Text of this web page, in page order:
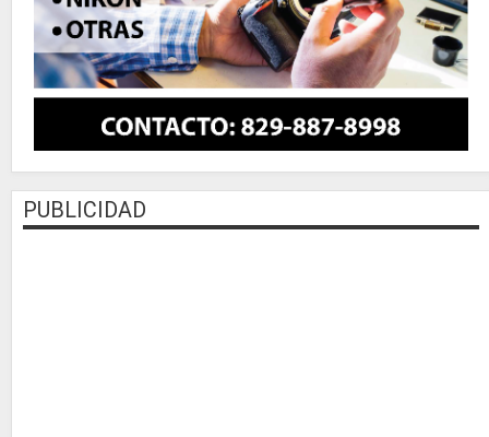
PUBLICIDAD